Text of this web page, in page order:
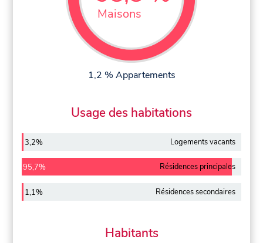
Maisons
1,2 % Appartements
Usage des habitations
3,2% Logements vacants
95,7% Résidences principales
1,1% Résidences secondaires
Habitants